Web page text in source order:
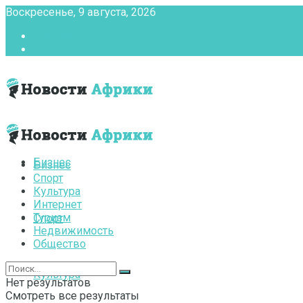
Воскресенье, 9 августа, 2026
Бизнес
Спорт
Культура
Бизнес
Спорт
Культура
Интернет
Туризм
Недвижимость
Общество
Нет результатов
Смотреть все результаты